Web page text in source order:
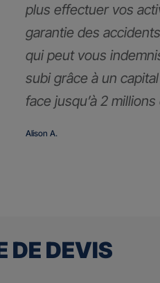
plus effectuer vos
garantie des
qui peut vous
subi grâce à un
face jusqu’à 2 millions
Alison A.
DE DEVIS